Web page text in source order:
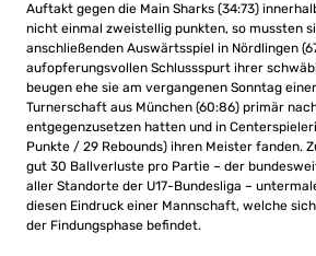
Auftakt gegen die Main Sharks (34:73)
nicht einmal zweistellig punkten, so mussten
anschließenden Auswärtsspiel in Nördlingen
aufopferungsvollen Schlussspurt ihrer
beugen ehe sie am vergangenen Sonntag
Turnerschaft aus München (60:86) primär
entgegenzusetzen hatten und in
Punkte / 29 Rebounds) ihren Meister fanden.
gut 30 Ballverluste pro Partie – der
aller Standorte der U17-Bundesliga –
diesen Eindruck einer Mannschaft, welche
der Findungsphase befindet.